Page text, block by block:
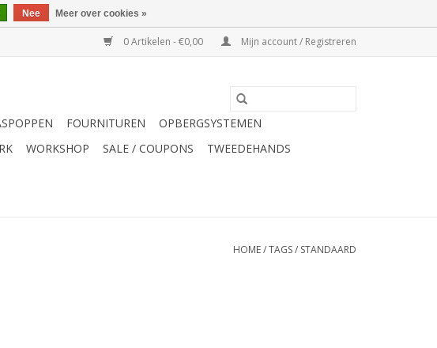
0 Artikelen - €0,00 Mijn account / Registreren
FOURNITUREN
OPBERGSYSTEMEN
WORKSHOP SALE / COUPONS
TWEEDEHANDS
HOME/TAGS/ STANDAARD
Nee Meer over cookies »